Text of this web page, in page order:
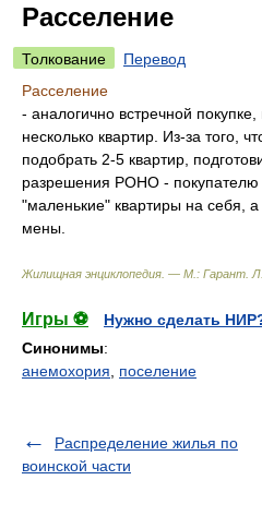
Расселение
Толкование
Перевод
Расселение
- аналогично встречной
несколько квартир. Из-за того,
подобрать 2-5 квартир,
разрешения РОНО - покупателю
"маленькие" квартиры на себя,
мены.
Жилищная энциклопедия. — М.: Гарант
Игры ⚽
Нужно сделать
Синонимы:
анемохория
поселение
Распределение жилья по
воинской части